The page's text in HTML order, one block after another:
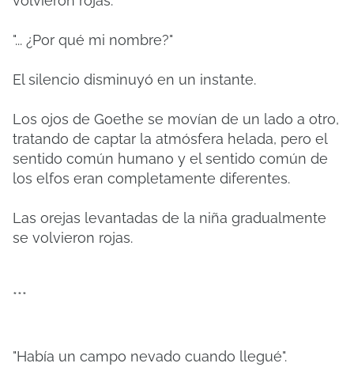
"... ¿Por qué mi nombre?"
El silencio disminuyó en un instante.
Los ojos de Goethe se movían de un lado a otro,
tratando de captar la atmósfera helada, pero el
sentido común humano y el sentido común de
los elfos eran completamente diferentes.
Las orejas levantadas de la niña gradualmente
se volvieron rojas.
***
"Había un campo nevado cuando llegué".